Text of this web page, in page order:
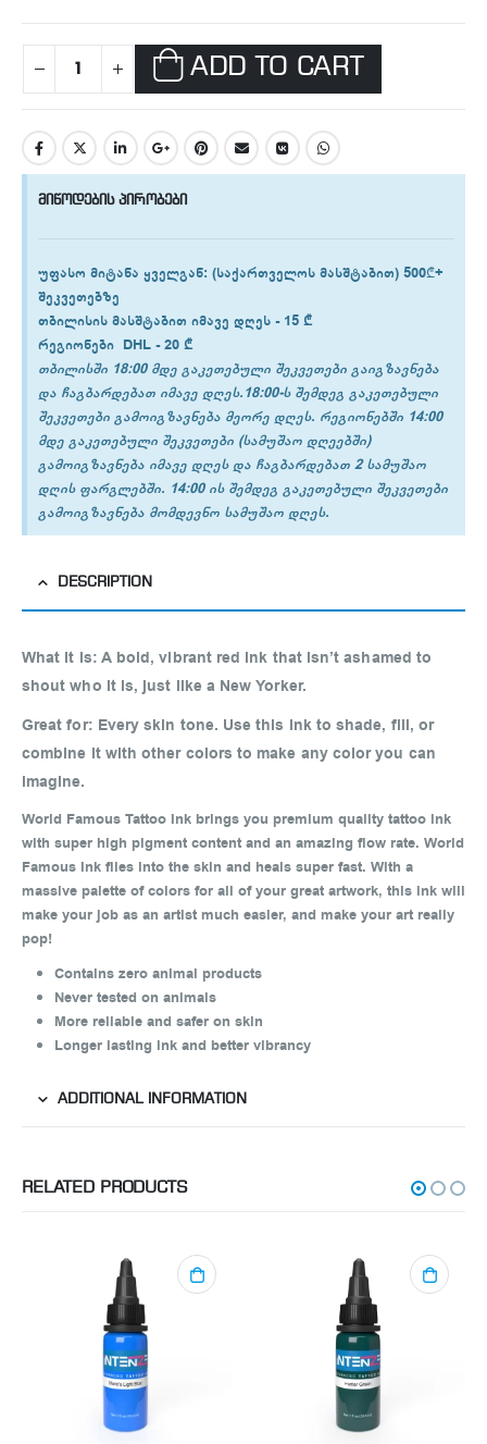
ADD TO CART
მიწოდების პირობები
უფასო მიტანა ყველგან: (საქართველოს მასშტაბით) 500₾+
შეკვეთებზე
თბილისის მასშტაბით იმავე დღეს -15 ₾
რეგიონები DHL -20 ₾
თბილისში 18:00 მდე გაკეთებული შეკვეთები გაიგზავნება
და ჩაგბარდებათ იმავე დღეს.18:00-ს შემდეგ გაკეთებული
შეკვეთები გამოიგზავნება მეორე დღეს. რეგიონებში 14:00
მდე გაკეთებული შეკვეთები (სამუშაო დღეებში)
გამოიგზავნება იმავე დღეს და ჩაგბარდებათ 2 სამუშაო
დღის ფარგლებში. 14:00 ის შემდეგ გაკეთებული შეკვეთები
გამოიგზავნება მომდევნო სამუშაო დღეს.
DESCRIPTION
What it is:A bold, vibrant red ink that isn’t ashamed to
shout who it is, just like a New Yorker.
Great for: Every skin tone. Use this ink to shade, fill, or
combine it with other colors to make any color you can
imagine.
World Famous Tattoo Ink brings you premium quality tattoo ink
with super high pigment content and an amazing flow rate. World
Famous Ink flies into the skin and heals super fast. With a
massive palette of colors for all of your great artwork, this ink will
make your job as an artist much easier, and make your art really
pop!
Contains zero animal products
Never tested on animals
More reliable and safer on skin
Longer lasting ink and better vibrancy
ADDITIONAL INFORMATION
RELATED PRODUCTS